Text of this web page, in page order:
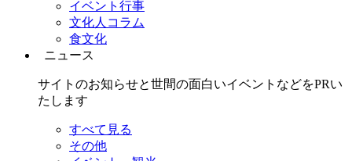
イベント行事
文化人コラム
食文化
ニュース
サイトのお知らせと世間の面白いイベントなどをPRい
たします
すべて見る
その他